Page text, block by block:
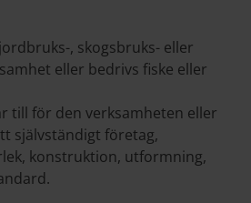
, skogsbruks- eller
eller bedrivs fiske eller
till för den verksamheten eller
självständigt företag,
konstruktion, utformning,